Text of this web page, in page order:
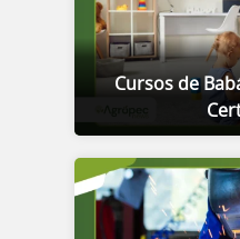
Cursos de